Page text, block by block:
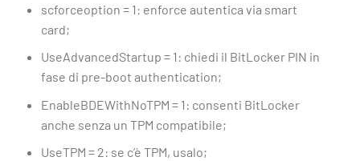
scforceoption = 1: enforce autentica via smart
card;
UseAdvancedStartup = 1: chiedi il BitLocker PIN in
fase di pre-boot authentication;
EnableBDEWithNoTPM = 1: consenti BitLocker
anche senza un TPM compatibile;
UseTPM = 2: se c’è TPM, usalo;